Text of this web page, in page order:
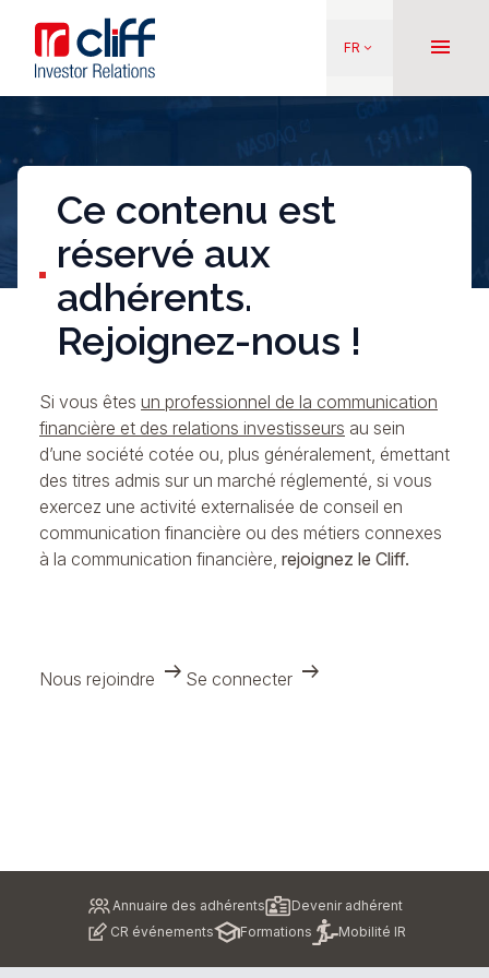
contenu
principal
Aller directement au contenu
FR keyboard_arrow_down menu
Ce contenu est
réservé aux
adhérents.
Rejoignez-nous !
Si vous êtes un professionnel de la communication
financière et des relations investisseurs au sein
d’une société cotée ou, plus généralement, émettant
des titres admis sur un marché réglementé, si vous
exercez une activité externalisée de conseil en
communication financière ou des métiers connexes
à la communication financière, rejoignez le Cliff.
Nous rejoindre arrow_right_alt Se connecter arrow_right_alt
Annuaire des adhérents
Devenir adhérent
CR événements
Formations Mobilité IR